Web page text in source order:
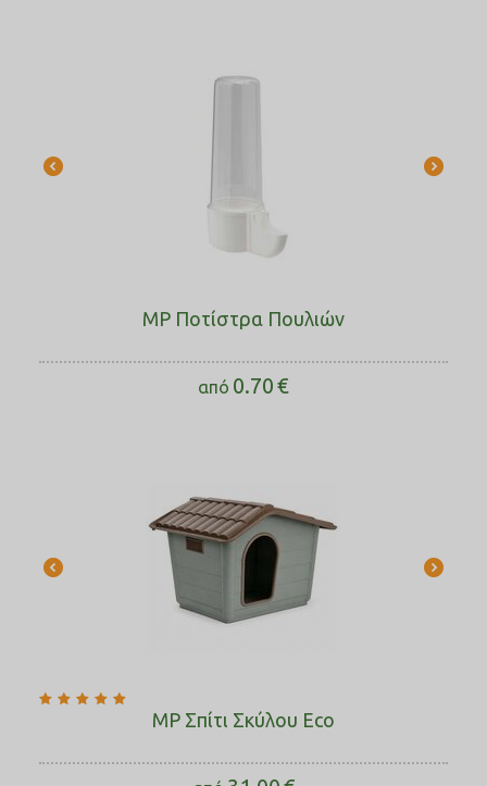
MP Ποτίστρα Πουλιών
από 0.70€
MP Σπίτι Σκύλου Eco